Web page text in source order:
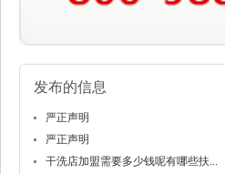
发布的信息
严正声明
严正声明
干洗店加盟需要多少钱呢有哪些扶...